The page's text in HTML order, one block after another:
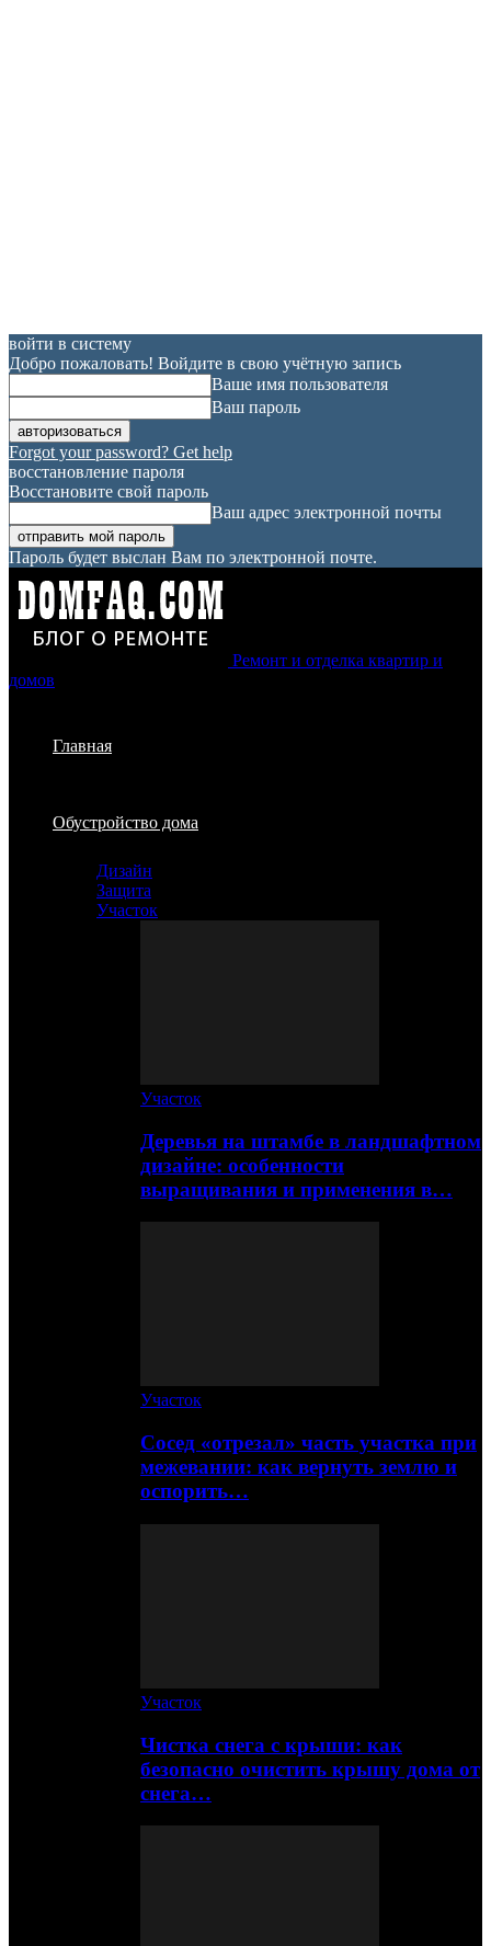
войти в систему
Добро пожаловать! Войдите в свою учётную запись
Ваше имя пользователя
Ваш пароль
Forgot your password? Get help
восстановление пароля
Восстановите свой пароль
Ваш адрес электронной почты
Пароль будет выслан Вам по электронной почте.
Ремонт и отделка квартир и
домов
Главная
Обустройство дома
Дизайн
Защита
Участок
Участок
Деревья на штамбе в ландшафтном
дизайне: особенности
выращивания и применения в…
Участок
Сосед «отрезал» часть участка при
межевании: как вернуть землю и
оспорить…
Участок
Чистка снега с крыши: как
безопасно очистить крышу дома от
снега…